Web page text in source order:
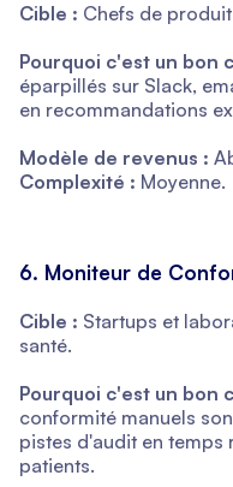
Cible : Chefs de
Pourquoi c'est un bon
éparpillés sur Slack,
en recommandations
Modèle de revenus :
Complexité : Moyenne.
6. Moniteur de
Cible : Startups et
santé.
Pourquoi c'est un bon
conformité manuels
pistes d'audit en temps
patients.